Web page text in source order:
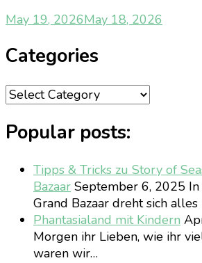
May 19, 2026May 18, 2026
Categories
Categories
Popular posts:
Tipps & Tricks zu Story of
Bazaar September 6, 2025
Grand Bazaar dreht sich
Phantasialand mit Kindern
Morgen ihr Lieben, wie ihr
waren wir…